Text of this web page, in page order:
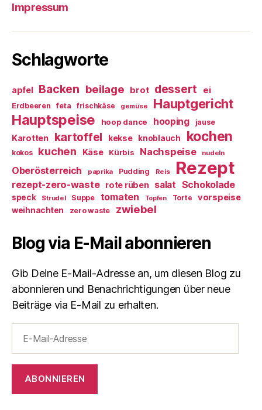
Impressum
Schlagworte
apfel Backen beilage brot dessert ei
Erdbeeren feta frischkäse gemüse Hauptgericht
Hauptspeise hoop dance hooping jause
Karotten kartoffel kekse knoblauch kochen
kokos kuchen Käse Kürbis Nachspeise nudeln
Oberösterreich paprika Pudding Reis Rezept
rezept-zero-waste rote rüben salat Schokolade
speck Strudel Suppe tomaten Topfen Torte vorspeise
weihnachten zero waste zwiebel
Blog via E-Mail abonnieren
Gib Deine E-Mail-Adresse an, um diesen Blog zu
abonnieren und Benachrichtigungen über neue
Beiträge via E-Mail zu erhalten.
Mail-
Adresse
ABONNIEREN